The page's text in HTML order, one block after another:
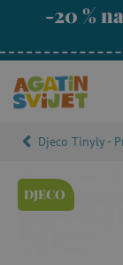
-20 %
Djeco Tinyly -
DJECO